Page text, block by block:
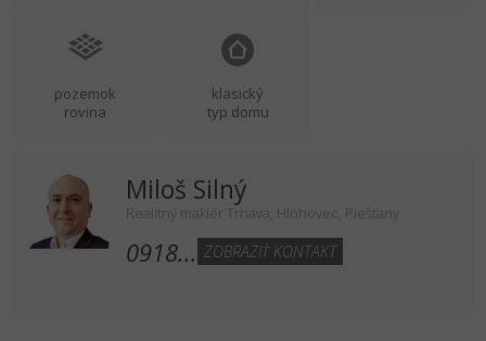
pozemok
rovina
klasický
typ domu
Miloš Silný
Realitný maklér Trnava, Hlohovec, Piešťany
0918... ZOBRAZIŤ KONTAKT